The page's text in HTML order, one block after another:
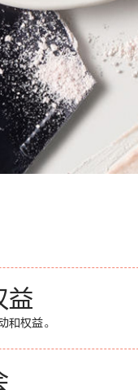
益
和权益。